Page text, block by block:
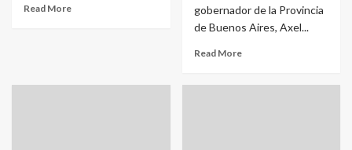
Read More
gobernador de la Provincia
de Buenos Aires, Axel...
Read More